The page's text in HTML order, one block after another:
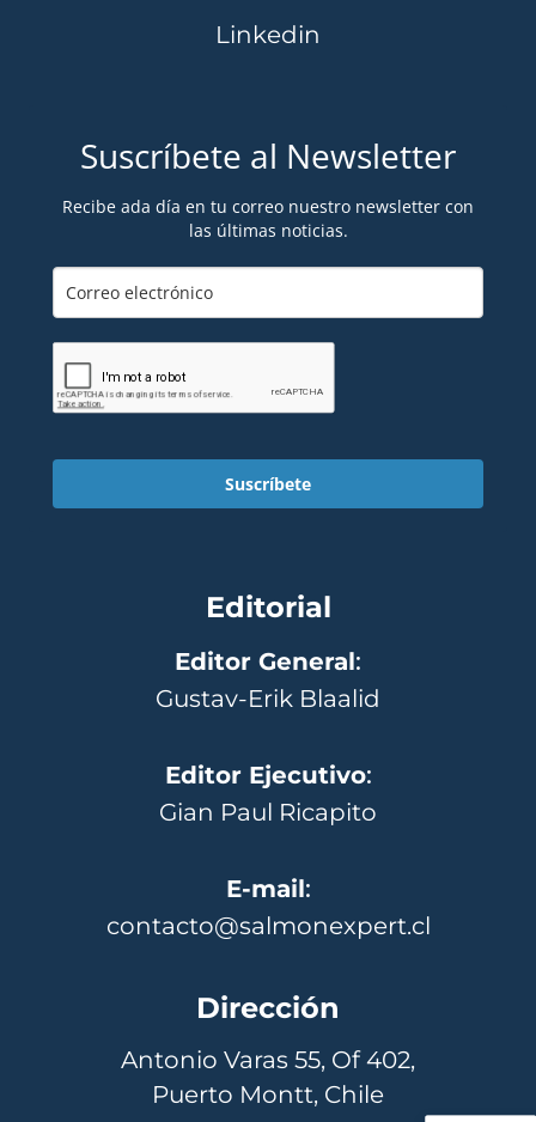
Linkedin
Suscríbete al Newsletter
Recibe ada día en tu correo nuestro newsletter con
las últimas noticias.
Suscríbete
Editorial
Editor General:
Gustav-Erik Blaalid
Editor Ejecutivo:
Gian Paul Ricapito
E-mail:
contacto@salmonexpert.cl
Dirección
Antonio Varas 55, Of 402,
Puerto Montt, Chile